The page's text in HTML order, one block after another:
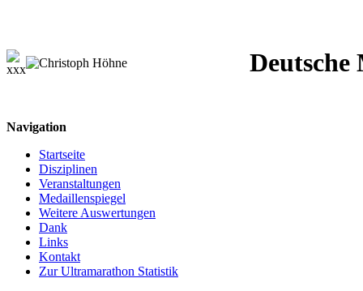
Navigation
Startseite
Disziplinen
Veranstaltungen
Medaillenspiegel
Weitere Auswertungen
Dank
Links
Kontakt
Zur Ultramarathon Statistik